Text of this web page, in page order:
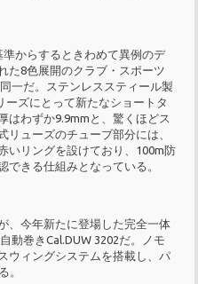
からするときわめて異例のデ
た8色展開のクラブ・スポーツ
一だ。ステンレススティール製
ズにとって新たなショートタ
はわずか9.9mmと、驚くほどス
リューズのチューブ部分には、
いリングを設けており、100m防
できる仕組みとなっている。
、今年新たに登場した完全一体
動巻きCal.DUW 3202だ。ノモ
ウィングシステムを搭載し、パ
。